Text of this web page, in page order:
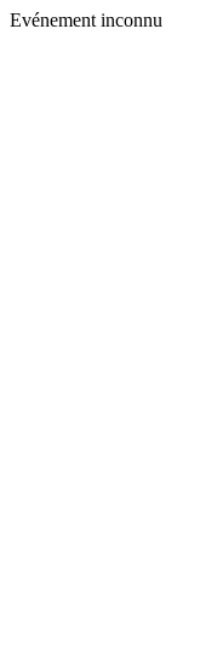
Evénement inconnu